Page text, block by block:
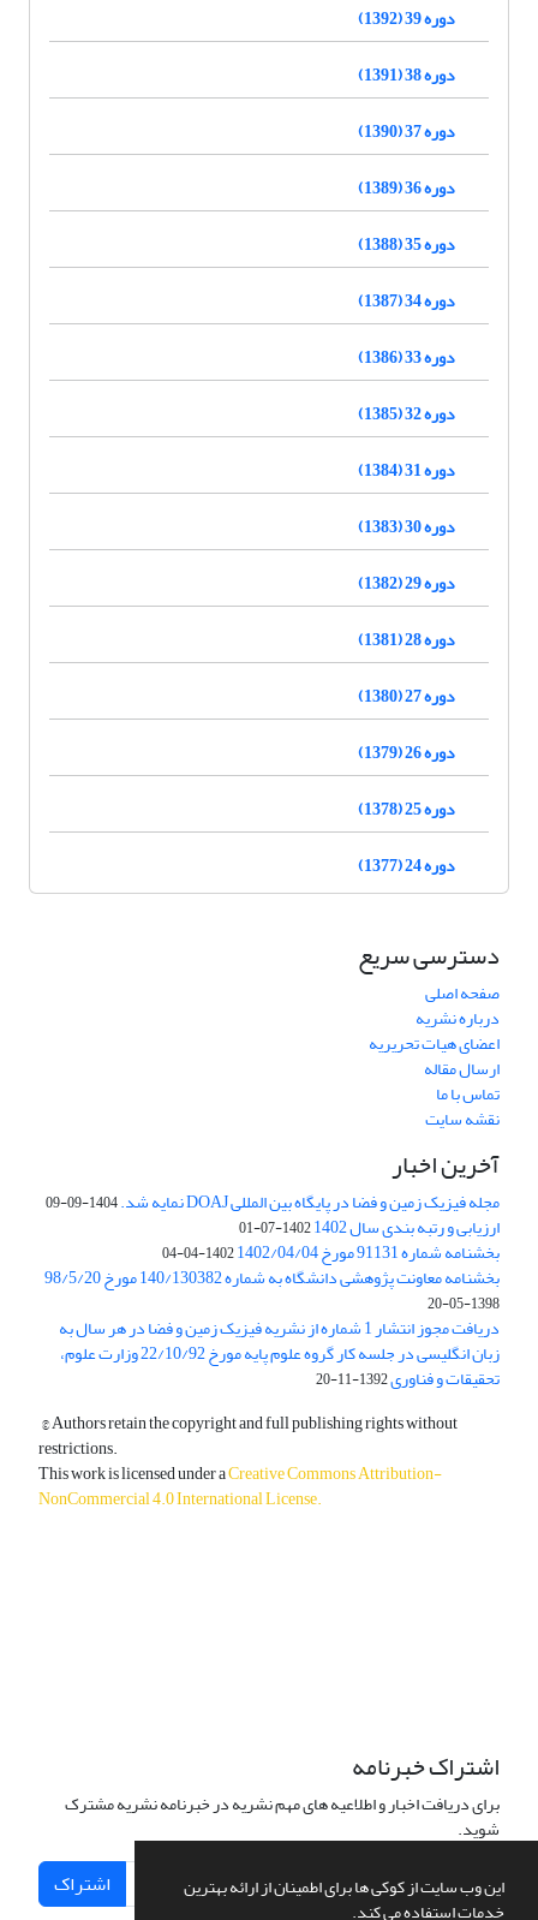
این وب سایت از کوکی ها برای اطمینان از ارائه بهترین
خدمات استفاده می کند.
دوره 39 (1392)
دوره 38 (1391)
دوره 37 (1390)
دوره 36 (1389)
دوره 35 (1388)
دوره 34 (1387)
دوره 33 (1386)
دوره 32 (1385)
دوره 31 (1384)
دوره 30 (1383)
دوره 29 (1382)
دوره 28 (1381)
دوره 27 (1380)
دوره 26 (1379)
دوره 25 (1378)
دوره 24 (1377)
دسترسی سریع
صفحه اصلی
درباره نشریه
اعضای هیات تحریریه
ارسال مقاله
تماس با ما
نقشه سایت
آخرین اخبار
مجله فیزیک زمین و فضا در پایگاه بین المللی DOAJ نمایه شد. 1404-09-09
ارزیابی و رتبه بندی سال 1402 1402-07-01
بخشنامه شماره 91131 مورخ 1402/04/04 1402-04-04
بخشنامه معاونت پژوهشی دانشگاه به شماره 140/130382 مورخ 98/5/20
1398-05-20
دریافت مجوز انتشار 1 شماره از نشریه فیزیک زمین و فضا در هر سال به
زبان انگلیسی در جلسه کار گروه علوم پایه مورخ 22/10/92 وزارت علوم،
تحقیقات و فناوری1392-11-20
© Authors retain the copyright and full publishing rights without
restrictions.
This work is licensed under aCreative Commons Attribution-
NonCommercial 4.0 International License.
اشتراک خبرنامه
برای دریافت اخبار و اطلاعیه های مهم نشریه در خبرنامه نشریه مشترک
شوید.
اشتراک